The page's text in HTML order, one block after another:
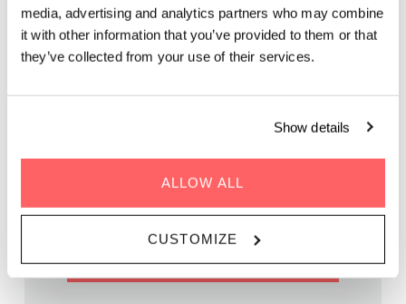
media, advertising and analytics partners who may combine
it with other information that you’ve provided to them or that
they’ve collected from your use of their services.
Show details
ALLOW ALL
CUSTOMIZE
PRIS | GRATIS